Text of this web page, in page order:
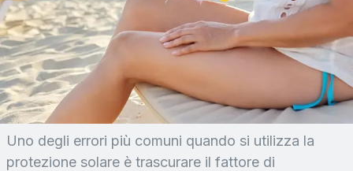
Uno degli errori più comuni quando si utilizza la
protezione solare è trascurare il fattore di